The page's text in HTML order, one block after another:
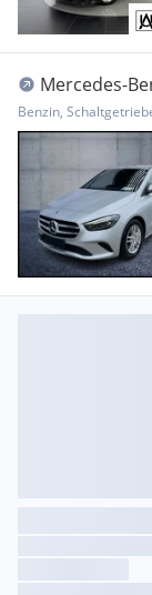
Mercedes-
KeyLess PDC
Benzin,